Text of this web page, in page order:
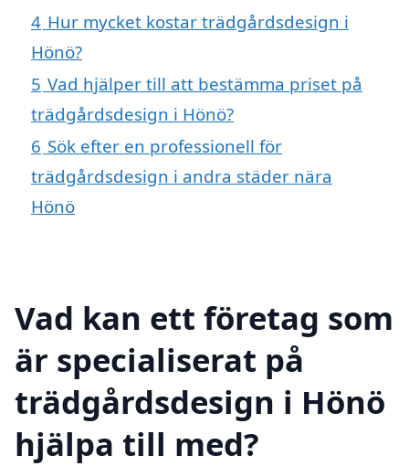
4 Hur mycket kostar trädgårdsdesign i
Hönö?
5 Vad hjälper till att bestämma priset på
trädgårdsdesign i Hönö?
6 Sök efter en professionell för
trädgårdsdesign i andra städer nära
Hönö
Vad kan ett företag som
är specialiserat på
trädgårdsdesign i Hönö
hjälpa till med?